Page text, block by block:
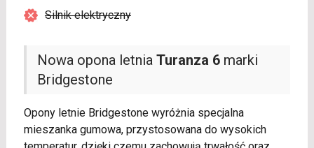
Nowa opona letnia Turanza 6marki
Bridgestone
Opony letnie Bridgestone wyróżnia specjalna
mieszanka gumowa, przystosowana do wysokich
Silnik elektryczny